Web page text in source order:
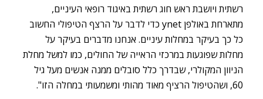
רשתית ויושבת ראש חוג רשתית באיגוד רופאי העיניים,
מתארחת באולפן ynet כדי לדבר על הרצף הטיפולי החשוב
כל כך בעיקר במחלות עיניים. אנחנו מדברים בעיקר על
מחלות שפוגעות במרכזי הראייה של החולים, כמו למשל מחלת
הניוון המקולרי, שבדרך כלל סובלים ממנה אנשים מעל גיל
60, ושהטיפול הרציף מאוד מהותי ומשמעותי במחלה הזו".